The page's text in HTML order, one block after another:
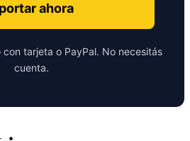
ahora
tarjeta o PayPal. No necesitás
cuenta.